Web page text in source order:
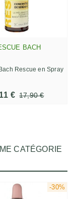
BACH
Rescue en Spray
€ 17,90 €
CATÉGORIE
-30%